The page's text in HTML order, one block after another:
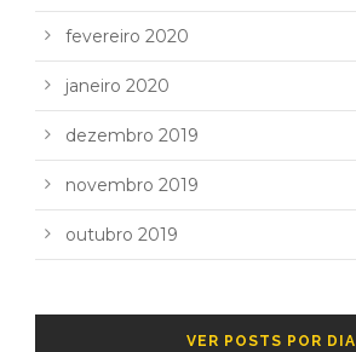
fevereiro 2020
janeiro 2020
dezembro 2019
novembro 2019
outubro 2019
VER POSTS POR DIA